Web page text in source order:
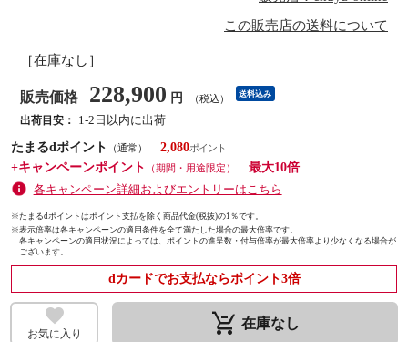
この販売店の送料について
［在庫なし］
販売価格 228,900 円 （税込） 送料込み
出荷目安：
1-2日以内に出荷
たまるdポイント
（通常）
2,080
+キャンペーンポイント
（期間・用途限定）
最大10倍
各キャンペーン詳細およびエントリーはこちら
※たまるdポイントはポイント支払を除く商品代金(税抜)の1％です。
※表示倍率は各キャンペーンの適用条件を全て満たした場合の最大倍率です。
各キャンペーンの適用状況によっては、ポイントの進呈数・付与倍率が最大倍率より少なくなる場合が
ございます。
dカードでお支払ならポイント3倍
お気に入り remove_shopping_cart 在庫なし